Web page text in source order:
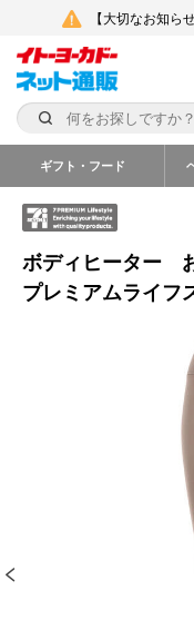
【大切なお知ら
ギフト・フード
ボディヒーター
プレミアムライフ